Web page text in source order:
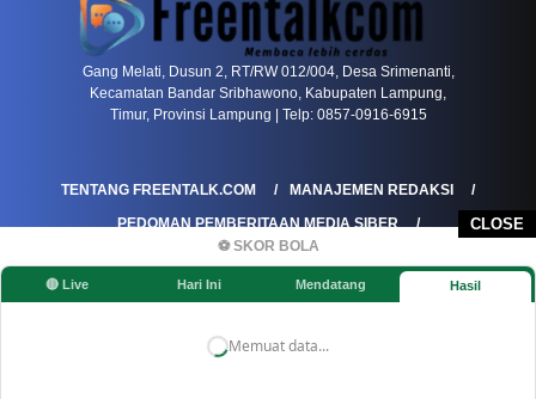
CLOSE
⚽ SKOR BOLA
🔴 Live Hari Ini Mendatang Hasil
Memuat data...
Gang Melati, Dusun 2, RT/RW 012/004, Desa Srimenanti,
Kecamatan Bandar Sribhawono, Kabupaten Lampung,
Timur, Provinsi Lampung | Telp: 0857-0916-6915
TENTANG FREENTALK.COM
MANAJEMEN REDAKSI
PEDOMAN PEMBERITAAN MEDIA SIBER
PEDOMAN PEMBERITAAN RAMAH ANAK
KOREKSI & KLARIFIKASI
KEBIJAKAN IKLAN / ADVERTORIAL